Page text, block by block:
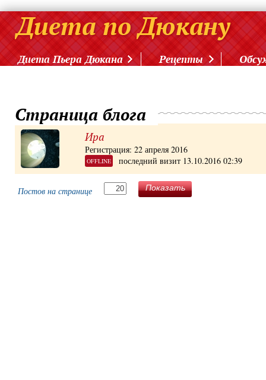
Диета Пьера Дюкана Рецепты
Страница блога
Ира
Регистрация: 22 апреля 2016
OFFLINE последний визит 13.10.2016 02:39
Постов на странице Показать